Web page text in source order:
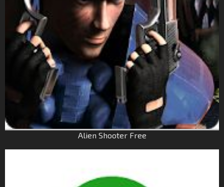
Alien Shooter Free